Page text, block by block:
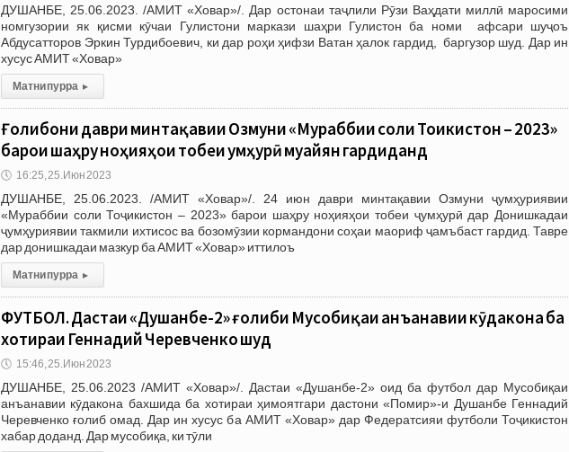
ДУШАНБЕ, 25.06.2023. /АМИТ «Ховар»/. Дар остонаи таҷлили Рӯзи Ваҳдати миллӣ маросими
номгузории як қисми кӯчаи Гулистони маркази шаҳри Гулистон ба номи афсари шуҷоъ
Абдусатторов Эркин Турдибоевич, ки дар роҳи ҳифзи Ватан ҳалок гардид, баргузор шуд. Дар ин
хусус АМИТ «Ховар»
Матни пурра ▸
Ғолибони даври минтақавии Озмуни «Мураббии соли Тоҷикистон – 2023»
барои шаҳру ноҳияҳои тобеи ҷумҳурӣ муайян гардиданд
🕔 16:25, 25.Июн 2023
ДУШАНБЕ, 25.06.2023. /АМИТ «Ховар»/. 24 июн даври минтақавии Озмуни ҷумҳуриявии
«Мураббии соли Тоҷикистон – 2023» барои шаҳру ноҳияҳои тобеи ҷумҳурӣ дар Донишкадаи
ҷумҳуриявии такмили ихтисос ва бозомӯзии кормандони соҳаи маориф ҷамъбаст гардид. Тавре
дар донишкадаи мазкур ба АМИТ «Ховар» иттилоъ
Матни пурра ▸
ФУТБОЛ. Дастаи «Душанбе-2» ғолиби Мусобиқаи анъанавии кӯдакона ба
хотираи Геннадий Черевченко шуд
🕔 15:46, 25.Июн 2023
ДУШАНБЕ, 25.06.2023 /АМИТ «Ховар»/. Дастаи «Душанбе-2» оид ба футбол дар Мусобиқаи
анъанавии кӯдакона бахшида ба хотираи ҳимоятгари дастони «Помир»-и Душанбе Геннадий
Черевченко ғолиб омад. Дар ин хусус ба АМИТ «Ховар» дар Федератсияи футболи Тоҷикистон
хабар доданд. Дар мусобиқа, ки тӯли